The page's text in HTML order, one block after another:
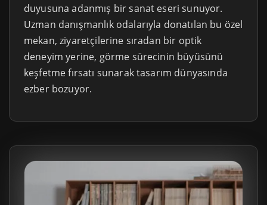
duyusuna adanmış bir sanat eseri sunuyor.
Uzman danışmanlık odalarıyla donatılan bu özel
mekan, ziyaretçilerine sıradan bir optik
deneyim yerine, görme sürecinin büyüsünü
keşfetme fırsatı sunarak tasarım dünyasında
ezber bozuyor.